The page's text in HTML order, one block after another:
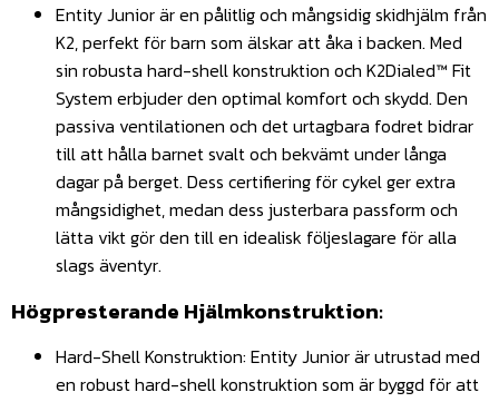
Entity Junior är en pålitlig och mångsidig skidhjälm från
K2, perfekt för barn som älskar att åka i backen. Med
sin robusta hard-shell konstruktion och K2Dialed™ Fit
System erbjuder den optimal komfort och skydd. Den
passiva ventilationen och det urtagbara fodret bidrar
till att hålla barnet svalt och bekvämt under långa
dagar på berget. Dess certifiering för cykel ger extra
mångsidighet, medan dess justerbara passform och
lätta vikt gör den till en idealisk följeslagare för alla
slags äventyr.
Högpresterande Hjälmkonstruktion:
Hard-Shell Konstruktion: Entity Junior är utrustad med
en robust hard-shell konstruktion som är byggd för att